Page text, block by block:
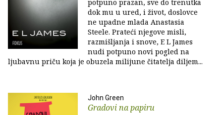
potpuno prazan, sve do trenutka
dok mu u ured, i život, doslovce
ne upadne mlada Anastasia
Steele. Prateći njegove misli,
razmišljanja i snove, E L James
nudi potpuno novi pogled na
ljubavnu priču koja je obuzela milijune čitatelja diljem...
John Green
Gradovi na papiru